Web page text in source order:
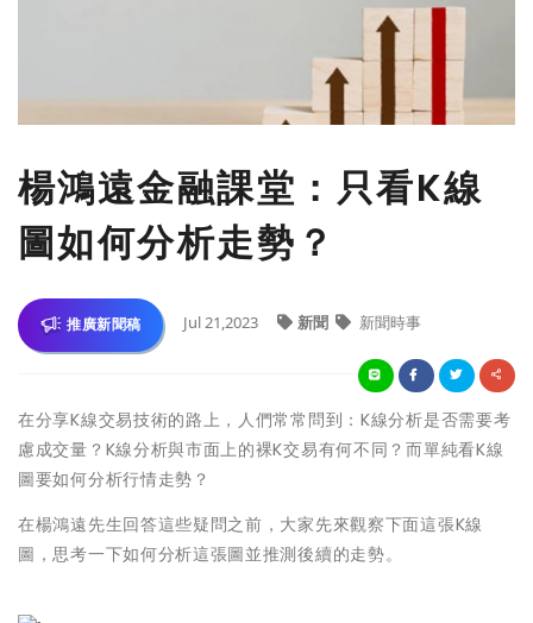
楊鴻遠金融課堂：只看K線
圖如何分析走勢？
推廣新聞稿 Jul 21,2023 新聞 新聞時事
在分享K線交易技術的路上，人們常常問到：K線分析是否需要考
慮成交量？K線分析與市面上的裸K交易有何不同？而單純看K線
圖要如何分析行情走勢？
在楊鴻遠先生回答這些疑問之前，大家先來觀察下面這張K線
圖，思考一下如何分析這張圖並推測後續的走勢。